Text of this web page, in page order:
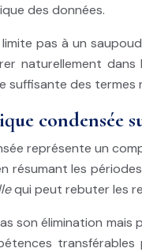
des données.
pas à un
naturellement
des termes
condensée
représente un
résumant les
qui peut rebuter les
son élimination